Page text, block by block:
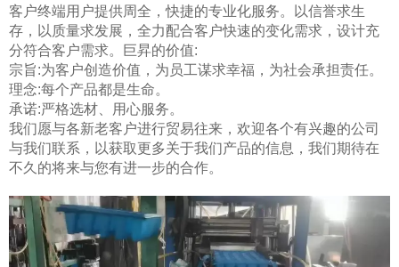
客户终端用户提供周全，快捷的专业化服务。以信誉求生
存，以质量求发展，全力配合客户快速的变化需求，设计充
分符合客户需求。巨昇的价值:
宗旨:为客户创造价值，为员工谋求幸福，为社会承担责任。
理念:每个产品都是生命。
承诺:严格选材、用心服务。
我们愿与各新老客户进行贸易往来，欢迎各个有兴趣的公司
与我们联系，以获取更多关于我们产品的信息，我们期待在
不久的将来与您有进一步的合作。